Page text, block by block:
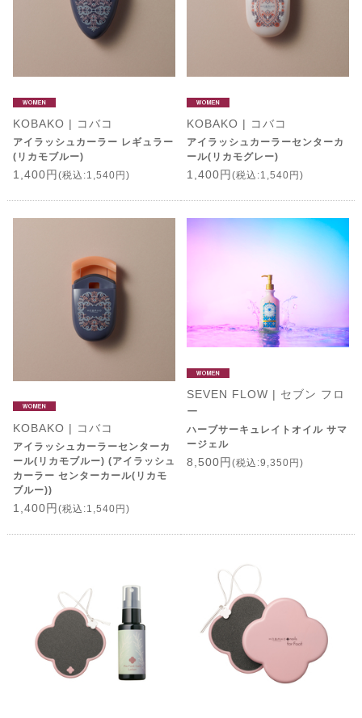
KOBAKO | コバコ
アイラッシュカーラー レギュラー
(リカモブルー)
1,400円 (税込:1,540円)
KOBAKO | コバコ
アイラッシュカーラーセンターカ
ール(リカモグレー)
1,400円 (税込:1,540円)
KOBAKO | コバコ
アイラッシュカーラーセンターカ
ール(リカモブルー) (アイラッシュ
カーラー センターカール(リカモ
ブルー))
1,400円(税込:1,540円)
SEVEN FLOW | セブン フロ
ー
ハーブサーキュレイトオイル サマ
ージェル
8,500円 (税込:9,350円)